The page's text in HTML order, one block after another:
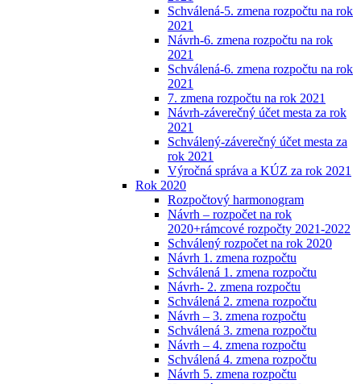
Schválená-5. zmena rozpočtu na rok
2021
Návrh-6. zmena rozpočtu na rok
2021
Schválená-6. zmena rozpočtu na rok
2021
7. zmena rozpočtu na rok 2021
Návrh-záverečný účet mesta za rok
2021
Schválený-záverečný účet mesta za
rok 2021
Výročná správa a KÚZ za rok 2021
Rok 2020
Rozpočtový harmonogram
Návrh – rozpočet na rok
2020+rámcové rozpočty 2021-2022
Schválený rozpočet na rok 2020
Návrh 1. zmena rozpočtu
Schválená 1. zmena rozpočtu
Návrh- 2. zmena rozpočtu
Schválená 2. zmena rozpočtu
Návrh – 3. zmena rozpočtu
Schválená 3. zmena rozpočtu
Návrh – 4. zmena rozpočtu
Schválená 4. zmena rozpočtu
Návrh 5. zmena rozpočtu